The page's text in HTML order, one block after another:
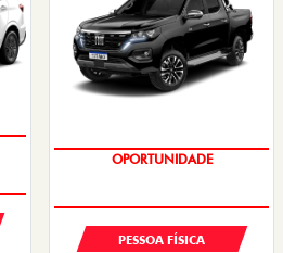
CONDIÇÃO IMPERDÍVEL
PESSOA FÍSICA